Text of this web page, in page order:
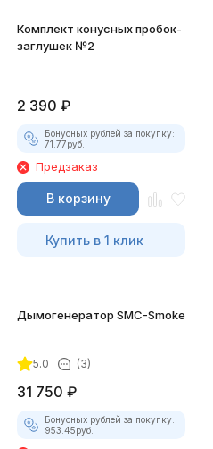
Комплект конусных пробок-
заглушек №2
2 390 ₽
Бонусных рублей за покупку:
71.77руб.
Предзаказ
В корзину
Купить в 1 клик
Дымогенератор SMC-Smoke
5.0 (3)
31 750 ₽
Бонусных рублей за покупку:
953.45руб.